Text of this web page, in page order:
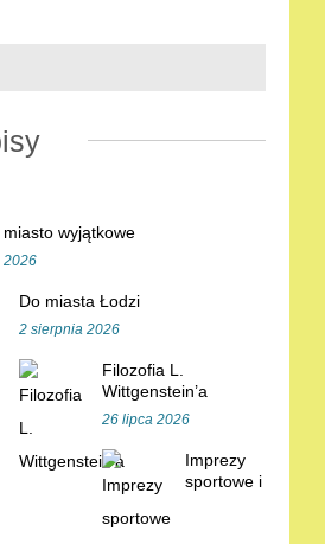
wyjątkowe
2026
Do miasta Łodzi
2 sierpnia 2026
Filozofia L.
Wittgenstein’a
26 lipca 2026
Imprezy
sportowe i